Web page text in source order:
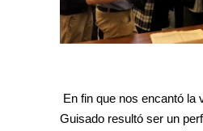
En fin que nos encantó la
Guisado resultó ser un